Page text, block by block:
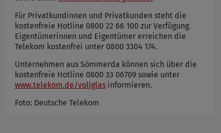
Für Privatkundinnen und Privatkunden steht die
kostenfreie Hotline 0800 22 66 100 zur Verfügung.
Eigentümerinnen und Eigentümer erreichen die
Telekom kostenfrei unter 0800 3304 174.
Unternehmen aus Sömmerda können sich über die
kostenfreie Hotline 0800 33 06709 sowie unter
www.telekom.de/vollglas informieren.
Foto: Deutsche Telekom